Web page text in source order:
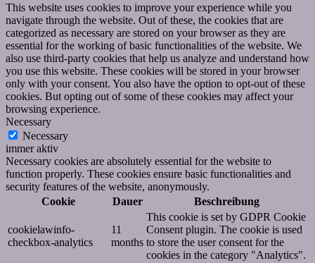
This website uses cookies to improve your experience while you
navigate through the website. Out of these, the cookies that are
categorized as necessary are stored on your browser as they are
essential for the working of basic functionalities of the website. We
also use third-party cookies that help us analyze and understand how
you use this website. These cookies will be stored in your browser
only with your consent. You also have the option to opt-out of these
cookies. But opting out of some of these cookies may affect your
browsing experience.
Necessary
Necessary
immer aktiv
Necessary cookies are absolutely essential for the website to
function properly. These cookies ensure basic functionalities and
security features of the website, anonymously.
Cookie
Dauer Beschreibung
cookielawinfo-
checkbox-analytics
11
months
This cookie is set by GDPR Cookie
Consent plugin. The cookie is used
to store the user consent for the
cookies in the category "Analytics".